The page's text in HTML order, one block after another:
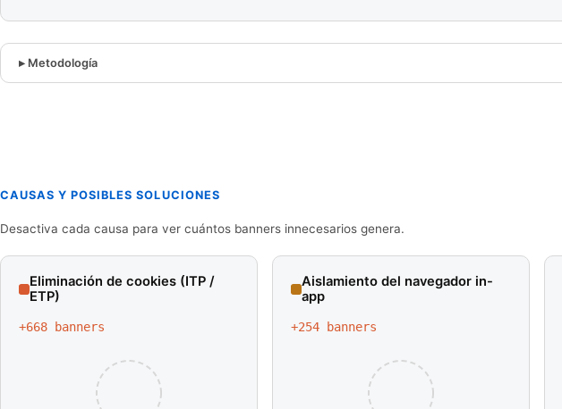
Metodología
CAUSAS Y POSIBLES SOLUCIONES
Desactiva cada causa para ver cuántos banners innecesarios genera.
Eliminación de cookies (ITP /
ETP)
+668 banners
Aislamiento del navegador in-
app
+254 banners